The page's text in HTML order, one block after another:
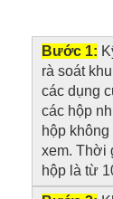
Bước 1:
rà soát
các dụng
các hộp
hộp
xem. Thời
hộp là từ